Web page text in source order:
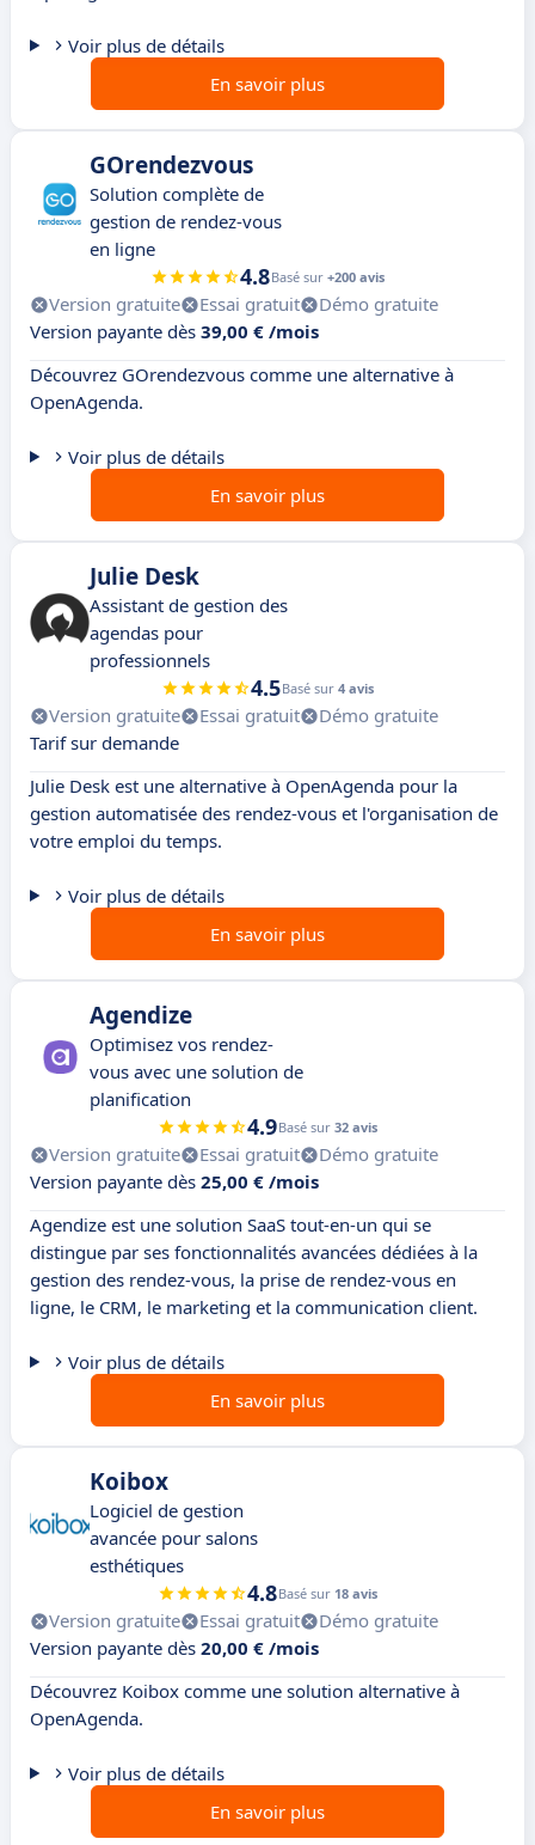
Voir plus de détails
En savoir plus
GOrendezvous
Solution complète de
gestion de rendez-vous
en ligne
4.8Basé sur +200 avis
Version gratuite Essai gratuit
Démo gratuite
Version payante dès 39,00 € /mois
Découvrez GOrendezvous comme une alternative à
OpenAgenda.
Voir plus de détails
En savoir plus
Julie Desk
Assistant de gestion des
agendas pour
professionnels
4.5Basé sur 4 avis
Version gratuite Essai gratuit
Démo gratuite
Tarif sur demande
Julie Desk est une alternative à OpenAgenda pour la
gestion automatisée des rendez-vous et l'organisation de
votre emploi du temps.
Voir plus de détails
En savoir plus
Agendize
Optimisez vos rendez-
vous avec une solution de
planification
4.9Basé sur 32 avis
Version gratuite Essai gratuit
Démo gratuite
Version payante dès 25,00 € /mois
Agendize est une solution SaaS tout-en-un qui se
distingue par ses fonctionnalités avancées dédiées à la
gestion des rendez-vous, la prise de rendez-vous en
ligne, le CRM, le marketing et la communication client.
Voir plus de détails
En savoir plus
Koibox
Logiciel de gestion
avancée pour salons
esthétiques
4.8Basé sur 18 avis
Version gratuite Essai gratuit
Démo gratuite
Version payante dès 20,00 € /mois
Découvrez Koibox comme une solution alternative à
OpenAgenda.
Voir plus de détails
En savoir plus